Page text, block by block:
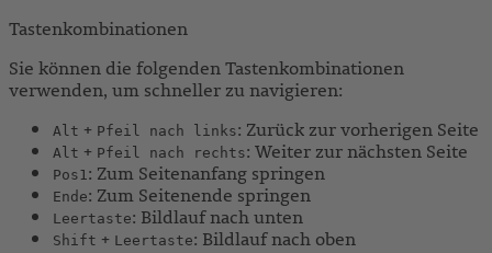
Tastenkombinationen
Sie können die folgenden Tastenkombinationen
verwenden, um schneller zu navigieren:
Alt + Pfeil nach links: Zurück zur vorherigen Seite
Alt + Pfeil nach rechts: Weiter zur nächsten Seite
Pos1: Zum Seitenanfang springen
Ende: Zum Seitenende springen
Leertaste: Bildlauf nach unten
Shift + Leertaste: Bildlauf nach oben